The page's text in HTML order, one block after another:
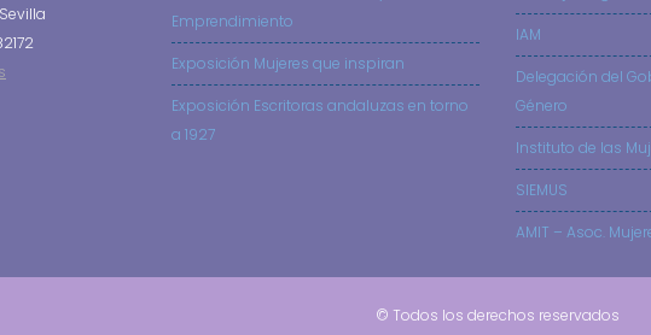
Emprendimiento
Exposición Mujeres que inspiran
Exposición Escritoras andaluzas en torno
a 1927
IAM
Delegación del
Género
Instituto de las
SIEMUS
AMIT – Asoc.
© Todos los derechos reservados